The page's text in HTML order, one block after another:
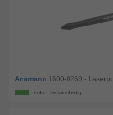
Ansmann 1600-0269 -
sofort versandfertig